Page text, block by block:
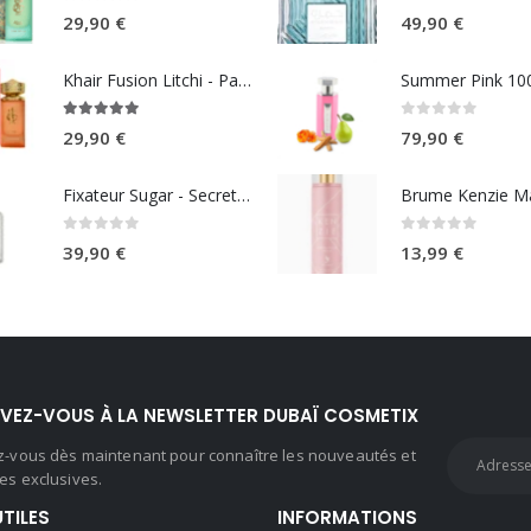
29,90 €
Khair Fusion Litchi - Paris Corner
29,90 €
Fixateur Sugar - Secret Musc 30ml
39,90 €
49,90 €
79,90 €
13,99 €
VOUS À LA NEWSLETTER DUBAÏ COSMETIX
vous dès maintenant pour connaître les nouveautés et
exclusives.
INFORMATIONS